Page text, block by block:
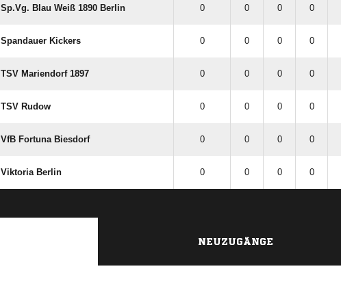
Sp.Vg. Blau Weiß 1890 Berlin 0 0 0 0
Spandauer Kickers 0 0 0 0
TSV Mariendorf 1897 0 0 0 0
TSV Rudow 0 0 0 0
VfB Fortuna Biesdorf 0 0 0 0
Viktoria Berlin 0 0 0 0
NEUZUGÄNGE